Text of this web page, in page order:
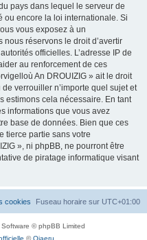
pays dans lequel le serveur de
ou encore la loi internationale. Si
vous exposez à un
réservons le droit d’avertir
officielles. L’adresse IP de
au renforcement de ces
An DROUIZIG » ait le droit
verrouiller n’importe quel sujet et
estimons cela nécessaire. En tant
informations que vous avez
base de données. Bien que ces
tierce partie sans votre
», ni phpBB, ne pourront être
de piratage informatique visant
Fuseau horaire sur UTC+01:00
cookies
© phpBB Limited
©Qiaeru